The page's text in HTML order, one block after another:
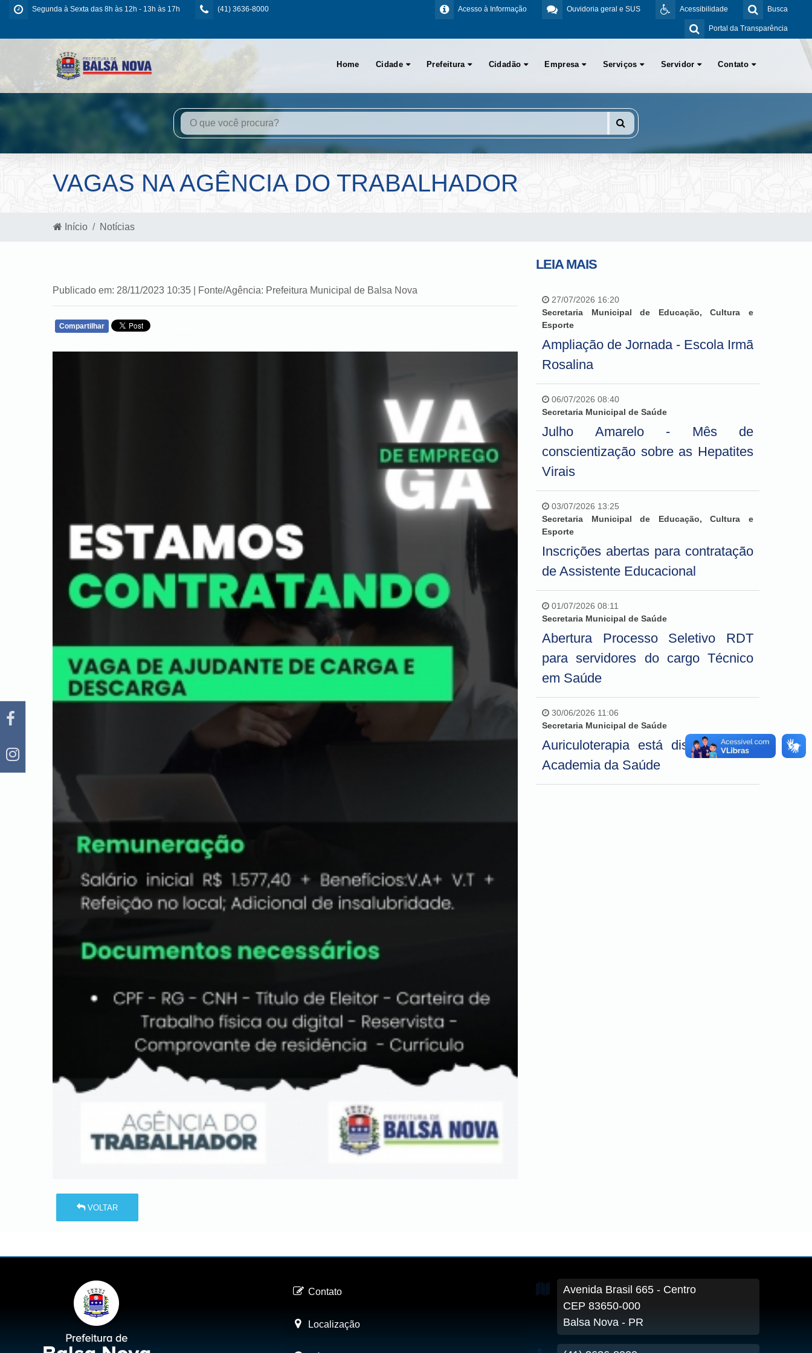
Segunda à Sexta das 8h às 12h - 13h às 17h (41) 3636-8000 Busca
Acessibilidade
Ouvidoria geral e SUS
Acesso à Informação
Portal da Transparência
Home Cidade Prefeitura Cidadão Empresa Serviços Servidor Contato
VAGAS NA AGÊNCIA DO TRABALHADOR
Início Notícias
Publicado em: 28/11/2023 10:35 | Fonte/Agência: Prefeitura Municipal de Balsa Nova
Compartilhar
VOLTAR
LEIA MAIS
27/07/2026 16:20
Secretaria Municipal de Educação, Cultura e
Esporte
Ampliação de Jornada - Escola Irmã
Rosalina
06/07/2026 08:40
Secretaria Municipal de Saúde
Julho Amarelo - Mês de
conscientização sobre as Hepatites
Virais
03/07/2026 13:25
Secretaria Municipal de Educação, Cultura e
Esporte
Inscrições abertas para contratação
de Assistente Educacional
01/07/2026 08:11
Secretaria Municipal de Saúde
Abertura Processo Seletivo RDT
para servidores do cargo Técnico
em Saúde
30/06/2026 11:06
Secretaria Municipal de Saúde
Auriculoterapia está disponível na
Academia da Saúde
Contato
Localização
Avenida Brasil 665 - Centro
CEP 83650-000
Balsa Nova - PR